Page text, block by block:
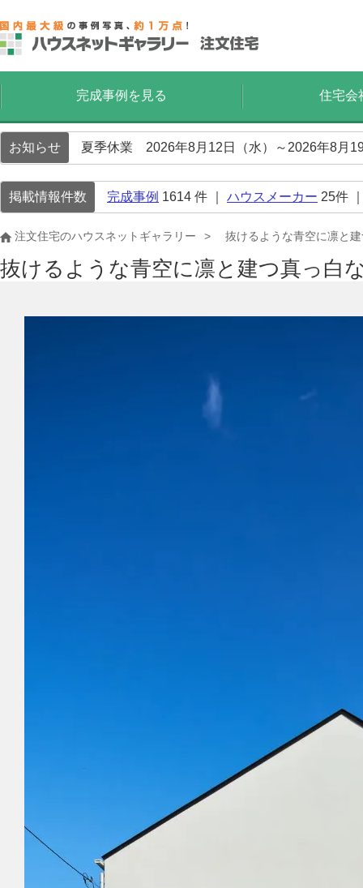
完成事例を見る 住宅会
お知らせ 夏季休業 2026年8月12日（水）～2026年8月
掲載情報件数 完成事例 1614 件 ｜ ハウスメーカー 25件
注文住宅のハウスネットギャラリー 抜けるような青空に凛と
抜けるような青空に凛と建つ真っ白